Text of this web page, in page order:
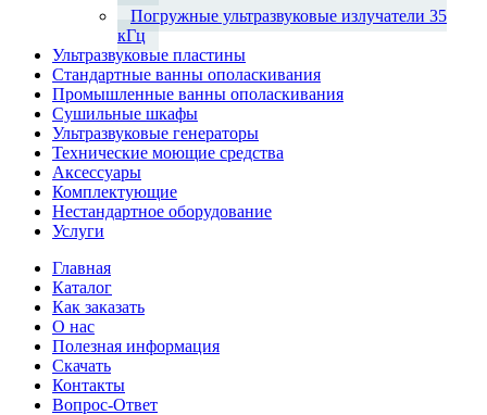
Погружные ультразвуковые излучатели 35
кГц
Ультразвуковые пластины
Стандартные ванны ополаскивания
Промышленные ванны ополаскивания
Сушильные шкафы
Ультразвуковые генераторы
Технические моющие средства
Аксессуары
Комплектующие
Нестандартное оборудование
Услуги
Главная
Каталог
Как заказать
О нас
Полезная информация
Скачать
Контакты
Вопрос-Ответ